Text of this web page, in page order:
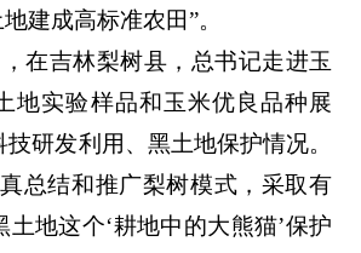
建成高标准农田”。
在吉林梨树县，总书记走进玉
地实验样品和玉米优良品种展
研发利用、黑土地保护情况。
总结和推广梨树模式，采取有
地这个‘耕地中的大熊猫’保护